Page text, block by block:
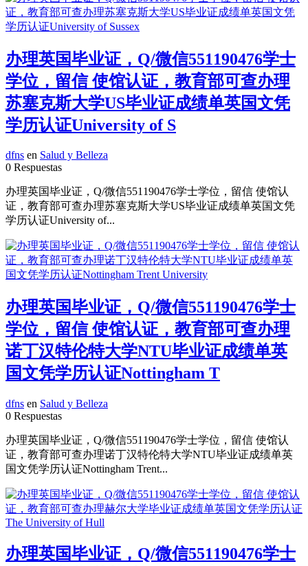
办理英国毕业证，Q/微信551190476学士
学位，留信 使馆认证，教育部可查办理
苏塞克斯大学US毕业证成绩单英国文凭
学历认证University of S
dfns en Salud y Belleza
0 Respuestas
办理英国毕业证，Q/微信551190476学士学位，留信 使馆认
证，教育部可查办理苏塞克斯大学US毕业证成绩单英国文凭
学历认证University of...
办理英国毕业证，Q/微信551190476学士
学位，留信 使馆认证，教育部可查办理
诺丁汉特伦特大学NTU毕业证成绩单英
国文凭学历认证Nottingham T
dfns en Salud y Belleza
0 Respuestas
办理英国毕业证，Q/微信551190476学士学位，留信 使馆认
证，教育部可查办理诺丁汉特伦特大学NTU毕业证成绩单英
国文凭学历认证Nottingham Trent...
办理英国毕业证，Q/微信551190476学士